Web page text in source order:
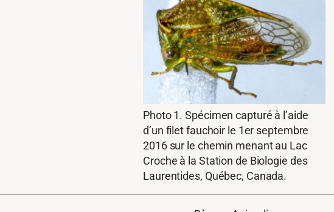
Photo 1. Spécimen capturé à l’aide
d’un filet fauchoir le 1er septembre
2016 sur le chemin menant au Lac
Croche à la Station de Biologie des
Laurentides, Québec, Canada.